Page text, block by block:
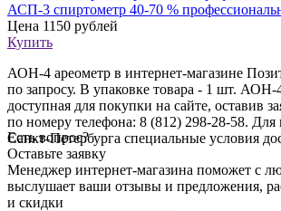
АСП-3 спиртометр 40-70 %
Цена 1150 рублей
Купить
АОН-4 ареометр в интернет-магазине
по запросу. В упаковке товара - 1 шт. АОН-
доступная для покупки на сайте, оставив
по номеру телефона: 8 (812) 298-28-58. Для
Санкт-Петербурга специальные условия
Есть вопрос?
Оставьте заявку
Менеджер интернет-магазина поможет с
выслушает ваши отзывы и предложения,
и скидки